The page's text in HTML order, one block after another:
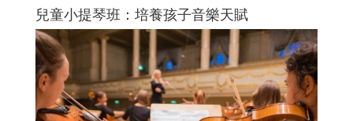
兒童小提琴班：培養孩子音樂天賦